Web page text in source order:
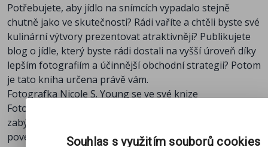
Potřebujete, aby jídlo na snímcích vypadalo stejně
chutně jako ve skutečnosti? Rádi vaříte a chtěli byste své
kulinární výtvory prezentovat atraktivněji? Publikujete
blog o jídle, který byste rádi dostali na vyšší úroveň díky
lepším fotografiím a účinnější obchodní strategii? Potom
je tato kniha určena právě vám.
Fotografka Nicole S. Young se ve své knize
Fotografování jídla: od momentek ke skvělým snímkům
zabývá všemi základními tématy, která při pořizování
povedených fotografií jídla potřebujete znát. Poskytuje
Souhlas s využitím souborů cookies